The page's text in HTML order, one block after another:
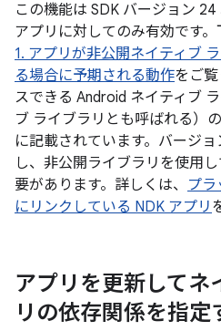
この機能は SDK バージョン
アプリに対してのみ有効です。
1. アプリが非公開ネイティブ
る場合に予期される動作をご
スできる Android ネイティブ
ブ ライブラリとも呼ばれる）
に記載されています。バージ
し、非公開ライブラリを使用
要があります。詳しくは、 プラ
にリンクしている NDK アプリ
アプリを更新してネ
リの依存関係を指定